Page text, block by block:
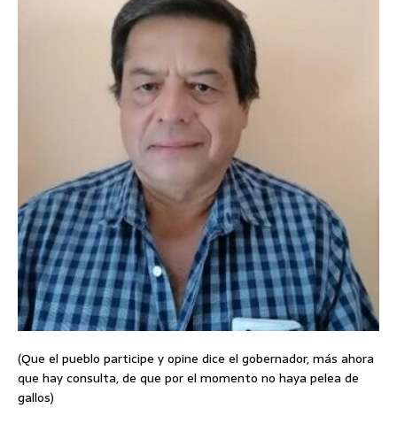
(Que el pueblo participe y opine dice el gobernador, más ahora
que hay consulta, de que por el momento no haya pelea de
gallos)